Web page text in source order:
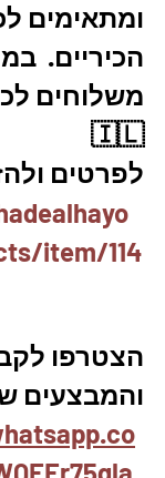
ומתאימים
הכיריים.
משלוחים
🇮🇱
לפרטים
item/114
הצטרפו
והמבצעים